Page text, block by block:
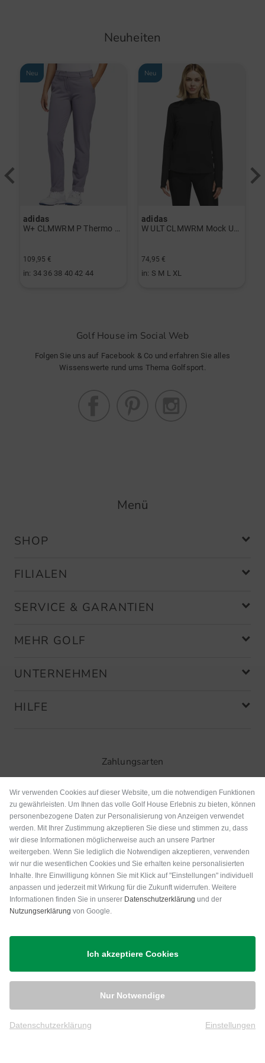
Neuheiten
Neu
adidas
109,95 €
in: 34 36 38 40 42 44
Neu
adidas
74,95 €
in: S M L XL
Golf House im Social Web
Folgen Sie uns auf Facebook & Co und erfahren Sie alles
Wissenswerte rund ums Thema Golfsport.
Menü
SHOP
FILIALEN
SERVICE & GARANTIEN
MEHR GOLF
UNTERNEHMEN
HILFE
Zahlungsarten
Versand
Wir verwenden Cookies auf dieser Website, um die notwendigen Funktionen
zu gewährleisten. Um Ihnen das volle Golf House Erlebnis zu bieten, können
personenbezogene Daten zur Personalisierung von Anzeigen verwendet
werden. Mit Ihrer Zustimmung akzeptieren Sie diese und stimmen zu, dass
wir diese Informationen möglicherweise auch an unsere Partner
weitergeben. Wenn Sie lediglich die Notwendigen akzeptieren, verwenden
wir nur die wesentlichen Cookies und Sie erhalten keine personalisierten
Inhalte. Ihre Einwilligung können Sie mit Klick auf "Einstellungen" individuell
anpassen und jederzeit mit Wirkung für die Zukunft widerrufen. Weitere
Informationen finden Sie in unserer Datenschutzerklärung und der
Nutzungserklärung von Google.
Ich akzeptiere Cookies
Nur Notwendige
Datenschutzerklärung Einstellungen